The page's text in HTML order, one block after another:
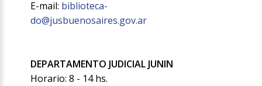
E-mail: biblioteca-
do@jusbuenosaires.gov.ar
DEPARTAMENTO JUDICIAL JUNIN
Horario: 8 - 14 hs.